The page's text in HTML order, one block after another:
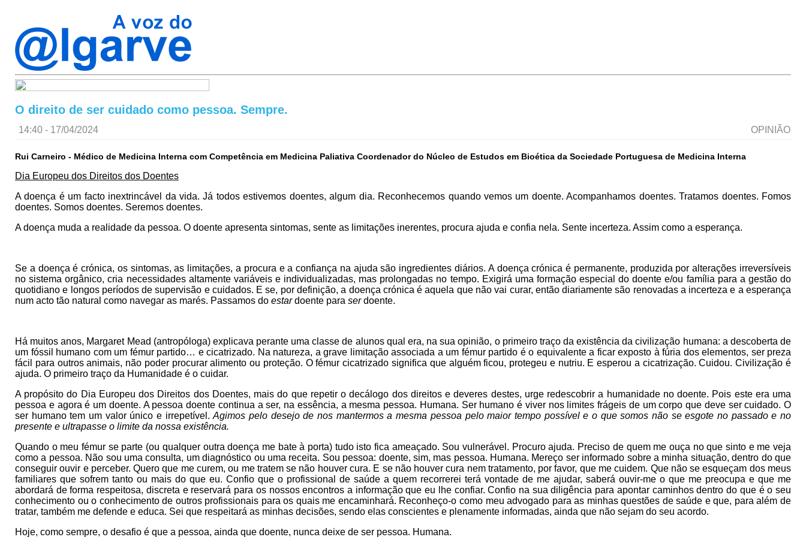
O direito de ser cuidado como pessoa. Sempre.
14:40 - 17/04/2024 OPINIÃO
Rui Carneiro - Médico de Medicina Interna com Competência em Medicina Paliativa Coordenador do Núcleo de Estudos em Bioética da Sociedade Portuguesa de Medicina Interna
Dia Europeu dos Direitos dos Doentes
A doença é um facto inextrincável da vida. Já todos estivemos doentes, algum dia. Reconhecemos quando vemos um doente. Acompanhamos doentes. Tratamos doentes. Fomos
doentes. Somos doentes. Seremos doentes.
A doença muda a realidade da pessoa. O doente apresenta sintomas, sente as limitações inerentes, procura ajuda e confia nela. Sente incerteza. Assim como a esperança.
Se a doença é crónica, os sintomas, as limitações, a procura e a confiança na ajuda são ingredientes diários. A doença crónica é permanente, produzida por alterações irreversíveis
no sistema orgânico, cria necessidades altamente variáveis e individualizadas, mas prolongadas no tempo. Exigirá uma formação especial do doente e/ou família para a gestão do
quotidiano e longos períodos de supervisão e cuidados. E se, por definição, a doença crónica é aquela que não vai curar, então diariamente são renovadas a incerteza e a esperança
num acto tão natural como navegar as marés. Passamos do estardoente para serdoente.
Há muitos anos, Margaret Mead (antropóloga) explicava perante uma classe de alunos qual era, na sua opinião, o primeiro traço da existência da civilização humana: a descoberta de
um fóssil humano com um fémur partido… e cicatrizado. Na natureza, a grave limitação associada a um fémur partido é o equivalente a ficar exposto à fúria dos elementos, ser preza
fácil para outros animais, não poder procurar alimento ou proteção. O fémur cicatrizado significa que alguém ficou, protegeu e nutriu. E esperou a cicatrização. Cuidou. Civilização é
ajuda. O primeiro traço da Humanidade é o cuidar.
A propósito do Dia Europeu dos Direitos dos Doentes, mais do que repetir o decálogo dos direitos e deveres destes, urge redescobrir a humanidade no doente. Pois este era uma
pessoa e agora é um doente. A pessoa doente continua a ser, na essência, a mesma pessoa. Humana. Ser humano é viver nos limites frágeis de um corpo que deve ser cuidado. O
ser humano tem um valor único e irrepetível.Agimos pelo desejo de nos mantermos a mesma pessoa pelo maior tempo possível e o que somos não se esgote no passado e no
presente e ultrapasse o limite da nossa existência.
Quando o meu fémur se parte (ou qualquer outra doença me bate à porta) tudo isto fica ameaçado. Sou vulnerável. Procuro ajuda. Preciso de quem me ouça no que sinto e me veja
como a pessoa. Não sou uma consulta, um diagnóstico ou uma receita. Sou pessoa: doente, sim, mas pessoa. Humana. Mereço ser informado sobre a minha situação, dentro do que
conseguir ouvir e perceber. Quero que me curem, ou me tratem se não houver cura. E se não houver cura nem tratamento, por favor, que me cuidem. Que não se esqueçam dos meus
familiares que sofrem tanto ou mais do que eu. Confio que o profissional de saúde a quem recorrerei terá vontade de me ajudar, saberá ouvir-me o que me preocupa e que me
abordará de forma respeitosa, discreta e reservará para os nossos encontros a informação que eu lhe confiar. Confio na sua diligência para apontar caminhos dentro do que é o seu
conhecimento ou o conhecimento de outros profissionais para os quais me encaminhará. Reconheço-o como meu advogado para as minhas questões de saúde e que, para além de
tratar, também me defende e educa. Sei que respeitará as minhas decisões, sendo elas conscientes e plenamente informadas, ainda que não sejam do seu acordo.
Hoje, como sempre, o desafio é que a pessoa, ainda que doente, nunca deixe de ser pessoa. Humana.